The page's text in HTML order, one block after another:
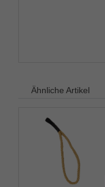
Ähnliche Artikel